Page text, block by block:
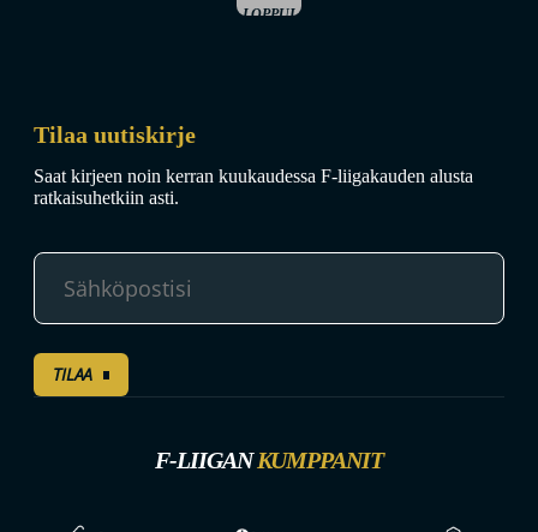
LOPPUI
Tilaa uutiskirje
Saat kirjeen noin kerran kuukaudessa F-liigakauden alusta
ratkaisuhetkiin asti.
TILAA
F-LIIGANKUMPPANIT